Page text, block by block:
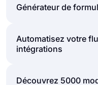
Générateur de
Créez facilement
personnalisez les
Automatisez votre
intégrations
Vous pouvez
Découvrez 5000